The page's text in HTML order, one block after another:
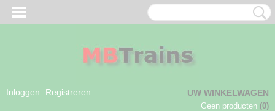
Inloggen Registreren UW WINKELWAGEN
Geen producten (0)